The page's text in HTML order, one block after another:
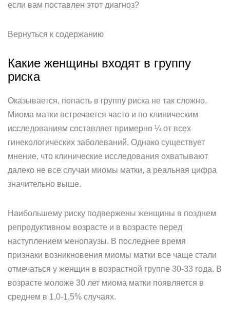
если вам поставлен этот диагноз?
Вернуться к содержанию
Какие женщины входят в группу
риска
Оказывается, попасть в группу риска не так сложно.
Миома матки встречается часто и по клиническим
исследованиям составляет примерно ¼ от всех
гинекологических заболеваний. Однако существует
мнение, что клинические исследования охватывают
далеко не все случаи миомы матки, а реальная цифра
значительно выше.
Наибольшему риску подвержены женщины в позднем
репродуктивном возрасте и в возрасте перед
наступлением менопаузы. В последнее время
признаки возникновения миомы матки все чаще стали
отмечаться у женщин в возрастной группе 30-33 года. В
возрасте моложе 30 лет миома матки появляется в
среднем в 1,0-1,5% случаях.